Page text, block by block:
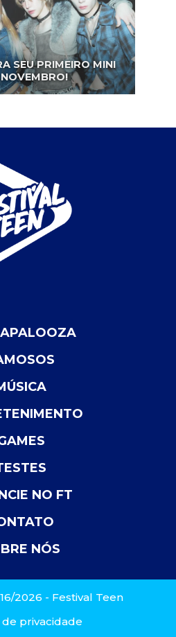
SEU PRIMEIRO MINI
NO FT
NÓS
2026 - Festival Teen
privacidade